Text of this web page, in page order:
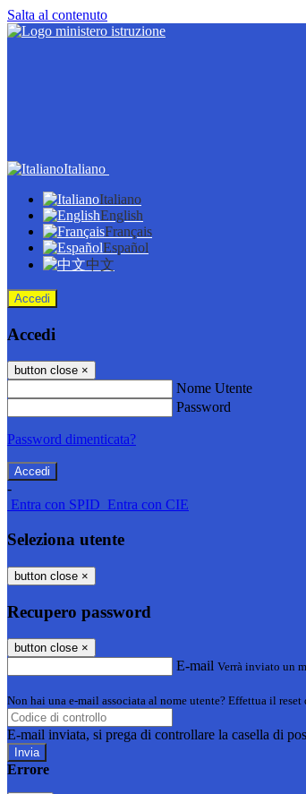
Salta al contenuto
Italiano
Italiano
English
Français
Español
中文
Accedi
Accedi
button close ×
Nome Utente
Password
Password dimenticata?
-
Entra con SPID Entra con CIE
Seleziona utente
button close ×
Recupero password
button close ×
E-mail Verrà inviato un
Non hai una e-mail associata al nome utente? Effettua il
E-mail inviata, si prega di controllare la casella di
Errore